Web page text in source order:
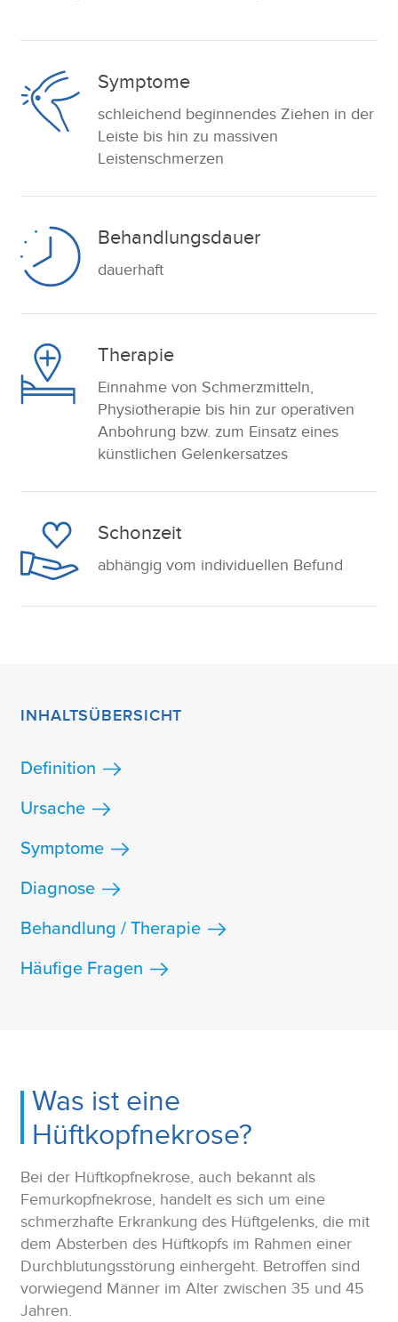
Symptome
schleichend beginnendes Ziehen in der
Leiste bis hin zu massiven
Leistenschmerzen
Behandlungsdauer
dauerhaft
Therapie
Einnahme von Schmerzmitteln,
Physiotherapie bis hin zur operativen
Anbohrung bzw. zum Einsatz eines
künstlichen Gelenkersatzes
Schonzeit
abhängig vom individuellen Befund
INHALTSÜBERSICHT
Definition
Ursache
Symptome
Diagnose
Behandlung / Therapie
Häufige Fragen
Was ist eine
Hüftkopfnekrose?
Bei der Hüftkopfnekrose, auch bekannt als
Femurkopfnekrose, handelt es sich um eine
schmerzhafte Erkrankung des Hüftgelenks, die mit
dem Absterben des Hüftkopfs im Rahmen einer
Durchblutungsstörung einhergeht. Betroffen sind
vorwiegend Männer im Alter zwischen 35 und 45
Jahren.